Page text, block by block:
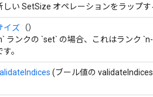
しい SetSize オペレーションをラップ
イズ （）
ランクの `set` の場合、これはランク
す。
(ブール値の